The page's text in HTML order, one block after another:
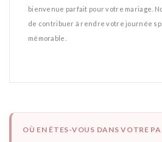
bienvenue parfait pour votre mariage.
de contribuer à rendre votre journée
mémorable.
OÙ EN ÊTES-VOUS DANS VOTRE